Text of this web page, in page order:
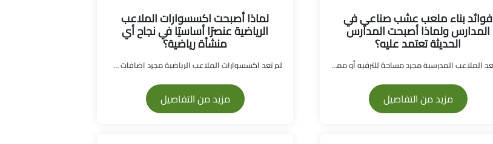
فوائد بناء ملعب عشب صناعي في
المدارس ولماذا أصبحت المدارس
الحديثة تعتمد عليه؟
لم تعد الملاعب المدرسية مجرد مساحة للترفيه أو ممار...
مزيد من التفاصيل
لماذا أصبحت اكسسوارات الملاعب
الرياضية عنصرًا أساسيًا في نجاح أي
منشأة رياضية؟
لم تعد اكسسوارات الملاعب الرياضية مجرد إضافات شكلي...
مزيد من التفاصيل